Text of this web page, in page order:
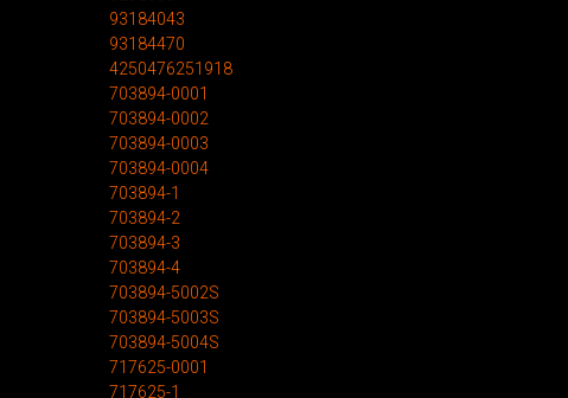
93184043
93184470
4250476251918
703894-0001
703894-0002
703894-0003
703894-0004
703894-1
703894-2
703894-3
703894-4
703894-5002S
703894-5003S
703894-5004S
717625-0001
717625-1